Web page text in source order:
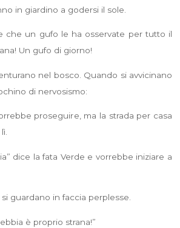
in giardino a godersi il sole.
che un gufo le ha osservate per tutto il
Un gufo di giorno!
nel bosco. Quando si avvicinano
di nervosismo:
proseguire, ma la strada per casa
dice la fata Verde e vorrebbe iniziare a
guardano in faccia perplesse.
è proprio strana!”